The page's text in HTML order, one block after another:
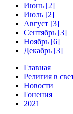
Июнь [2]
Июль [2]
Август [3]
Сентябрь [3]
Ноябрь [6]
Декабрь [3]
Главная
Религия в
Новости
Гонения
2021